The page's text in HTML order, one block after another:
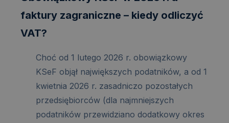
faktury zagraniczne – kiedy odliczyć
VAT?
Choć od 1 lutego 2026 r. obowiązkowy
KSeF objął największych podatników, a od 1
kwietnia 2026 r. zasadniczo pozostałych
przedsiębiorców (dla najmniejszych
podatników przewidziano dodatkowy okres